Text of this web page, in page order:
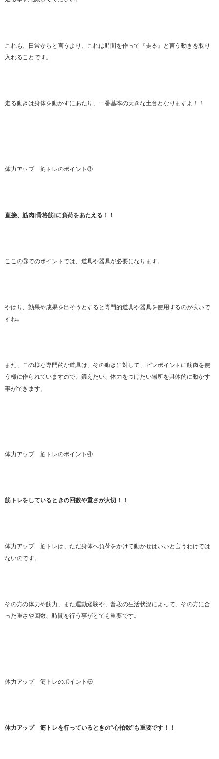
これも、日常からと言うより、これは時間を作って『走る』と言う動きを取り
入れることです。
走る動きは身体を動かすにあたり、一番基本の大きな土台となりますよ！！
体力アップ 筋トレのポイント③
直接、筋肉[骨格筋]に負荷をあたえる！！
ここの③でのポイントでは、道具や器具が必要になります。
やはり、効果や成果を出そうとすると専門的道具や器具を使用するのが良いで
すね。
また、この様な専門的な道具は、その動きに対して、ピンポイントに筋肉を使
う様に作られていますので、鍛えたい、体力をつけたい場所を具体的に動かす
事ができます。
体力アップ 筋トレのポイント④
筋トレをしているときの回数や重さが大切！！
体力アップ 筋トレは、ただ身体へ負荷をかけて動かせはいいと言うわけでは
ないのです。
その方の体力や筋力、また運動経験や、普段の生活状況によって、その方に合
った重さや回数、時間を行う事がとても重要です。
体力アップ 筋トレのポイント⑤
体力アップ 筋トレを行っているときの“心拍数”も重要です！！